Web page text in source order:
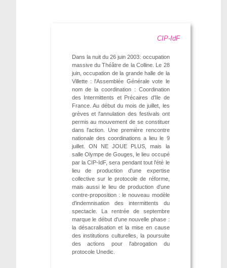
CIP-IdF
Dans la nuit du 26 juin 2003: occupation
massive du Théâtre de la Colline. Le 28
juin, occupation de la grande halle de la
Villette : l'Assemblée Générale vote le
nom de la coordination : Coordination
des Intermittents et Précaires d'Ile de
France. Au début du mois de juillet, les
grèves et l'annulation des festivals ont
permis au mouvement de se constituer
dans l'action. Une première rencontre
nationale des coordinations a lieu le 9
juillet. ON NE JOUE PLUS, mais la
salle Olympe de Gouges, le lieu occupé
par la CIP-IdF, sera pendant tout l'été le
lieu de production d'une expertise
collective sur le protocole de réforme,
mais aussi le lieu de production d'une
contre-proposition : le nouveau modèle
d'indemnisation des intermittents du
spectacle. La rentrée de septembre
marque le début d'une nouvelle phase :
la désacralisation et la mise en cause
des institutions culturelles, la poursuite
des actions pour l'abrogation du
protocole Unedic.